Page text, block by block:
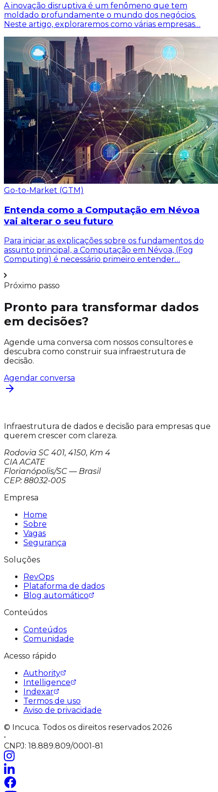
A inovação disruptiva é um fenômeno que tem
moldado profundamente o mundo dos negócios.
Neste artigo, exploraremos como várias empresas…
Go-to-Market (GTM)
Entenda como a Computação em Névoa
vai alterar o seu futuro
Para iniciar as explicações sobre os fundamentos do
assunto principal, a Computação em Névoa, (Fog
Computing) é necessário primeiro entender…
Próximo passo
Pronto para transformar dados
em decisões?
Agende uma conversa com nossos consultores e
descubra como construir sua infraestrutura de
decisão.
Agendar conversa
Infraestrutura de dados e decisão para empresas que
querem crescer com clareza.
Rodovia SC 401, 4150, Km 4
CIA ACATE
Florianópolis/SC — Brasil
CEP: 88032-005
Empresa
Home
Sobre
Vagas
Segurança
Soluções
RevOps
Plataforma de dados
Blog automático
Conteúdos
Conteúdos
Comunidade
Acesso rápido
Authority
Intelligence
Indexar
Termos de uso
Aviso de privacidade
© Incuca. Todos os direitos reservados 2026
•
CNPJ: 18.889.809/0001-81